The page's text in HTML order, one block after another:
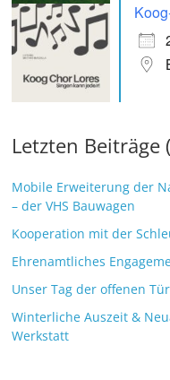
Letzten Beiträge
Mobile Erweiterung der
– der VHS Bauwagen
Kooperation mit der
Ehrenamtliches
Unser Tag der offenen
Winterliche Auszeit &
Werkstatt